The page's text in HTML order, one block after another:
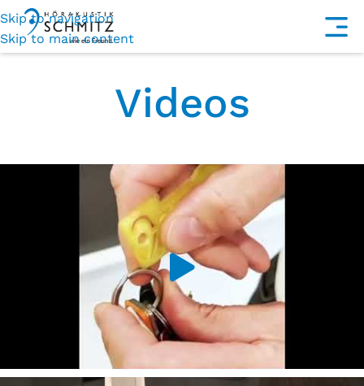
Skip to navigation
Skip to main content
Videos